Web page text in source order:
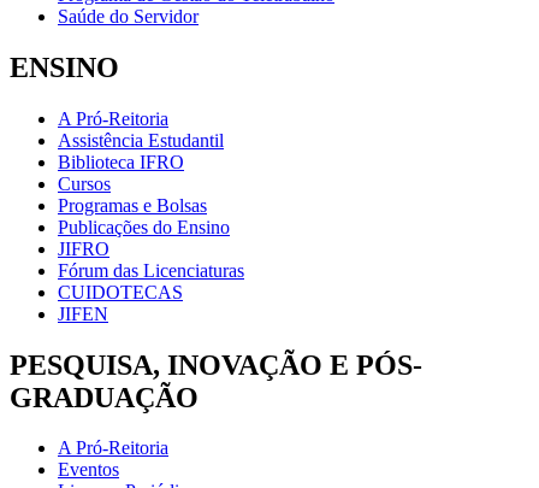
Saúde do Servidor
ENSINO
A Pró-Reitoria
Assistência Estudantil
Biblioteca IFRO
Cursos
Programas e Bolsas
Publicações do Ensino
JIFRO
Fórum das Licenciaturas
CUIDOTECAS
JIFEN
PESQUISA, INOVAÇÃO E PÓS-
GRADUAÇÃO
A Pró-Reitoria
Eventos